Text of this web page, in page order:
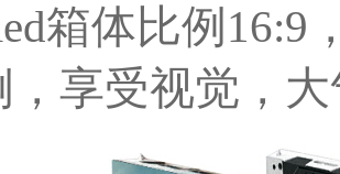
箱体比例16:9
，享受视觉，